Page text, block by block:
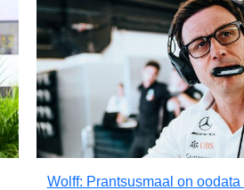
Wolff: Prantsusmaal on